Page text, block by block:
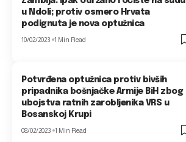
u Ndoli; protiv osmero Hrvata
podignuta je nova optužnica
10/02/2023 1 Min Read
Potvrđena optužnica protiv bivših
pripadnika bošnjačke Armije BiH zbog
ubojstva ratnih zarobljenika VRS u
Bosanskoj Krupi
08/02/2023 1 Min Read